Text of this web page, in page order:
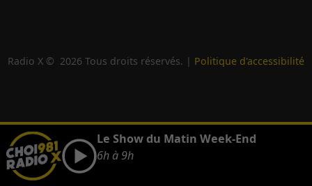
Radio X © 2026 Tous droits réservés. | Politique d'accessibilité
Le Show du Matin Week-End
6h à 9h